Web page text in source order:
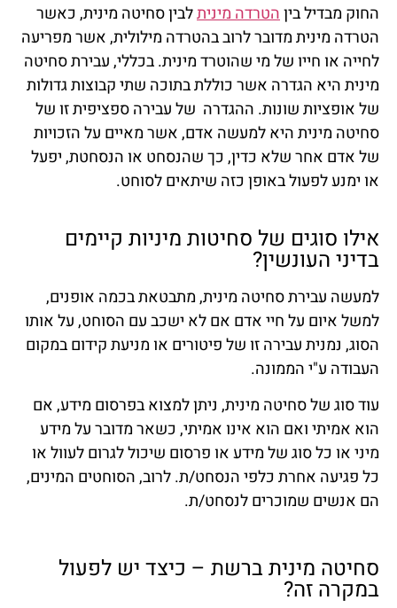
החוק מבדיל ביןהטרדה מיניתלבין סחיטה מינית, כאשר
הטרדה מינית מדובר לרוב בהטרדה מילולית, אשר מפריעה
לחייה או חייו של מי שהוטרד מינית. בכללי, עבירת סחיטה
מינית היא הגדרה אשר כוללת בתוכה שתי קבוצות גדולות
של אופציות שונות. ההגדרה של עבירה ספציפית זו של
סחיטה מינית היא למעשה אדם, אשר מאיים על הזכויות
של אדם אחר שלא כדין, כך שהנסחט או הנסחטת, יפעל
או ימנע לפעול באופן כזה שיתאים לסוחט.
אילו סוגים של סחיטות מיניות קיימים
בדיני העונשין?
למעשה עבירת סחיטה מינית, מתבטאת בכמה אופנים,
למשל איום על חיי אדם אם לא ישכב עם הסוחט, על אותו
הסוג, נמנית עבירה זו של פיטורים או מניעת קידום במקום
העבודה ע"י הממונה.
עוד סוג של סחיטה מינית, ניתן למצוא בפרסום מידע, אם
הוא אמיתי ואם הוא אינו אמיתי, כשאר מדובר על מידע
מיני או כל סוג של מידע או פרסום שיכול לגרום לעוול או
כל פגיעה אחרת כלפי הנסחט/ת. לרוב, הסוחטים המינים,
הם אנשים שמוכרים לנסחט/ת.
סחיטה מינית ברשת – כיצד יש לפעול
במקרה זה?